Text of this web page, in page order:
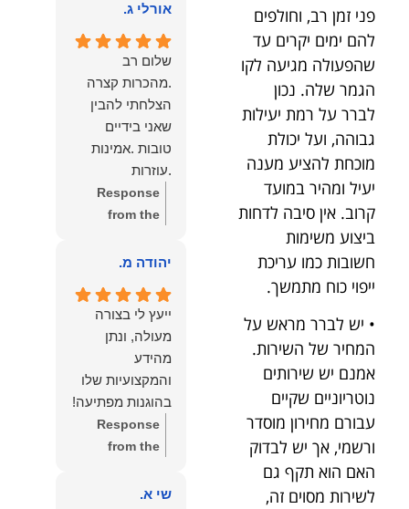
פני זמן רב, וחולפים
להם ימים יקרים עד
שהפעולה מגיעה לקו
הגמר שלה. נכון
לברר על רמת יעילות
גבוהה, ועל יכולת
מוכחת להציע מענה
יעיל ומהיר במועד
קרוב. אין סיבה לדחות
ביצוע משימות
חשובות כמו עריכת
ייפוי כוח מתמשך.
• יש לברר מראש על
המחיר של השירות.
אמנם יש שירותים
נוטריוניים שקיים
עבורם מחירון מוסדר
ורשמי, אך יש לבדוק
האם הוא תקף גם
לשירות מסוים זה,
הלב לכל מי
שמחפש עורך דין
מקצועי, אמין
ומסור.
הוא שלנו.
אורלי ג.
שלום רב
.מהכרות קצרה
הצלחתי להבין
שאני בידיים
טובות .אמינות
.עוזרות
.ומקשיבות .אין לי
מילים להודות
העוצמות
.והצגת אמת
.תודה לכם תמיד
תשאירו לי אור
בעניים .
Response
from the
רבה על המילים
והחמות! כיף
גדול לשמוע
שהרגשת בידיים
טובות. בשביל
הצוות שלנו זה
שווה את הכל.
נשמח תמיד
לעמוד לרשותך!
משרד עורכי דין
יהודה מ.
ייעץ לי בצורה
מעולה, ונתן
מהידע
והמקצועיות שלו
בהוגנות מפתיעה!
Response
from the
יהודה, תודה
שי א.